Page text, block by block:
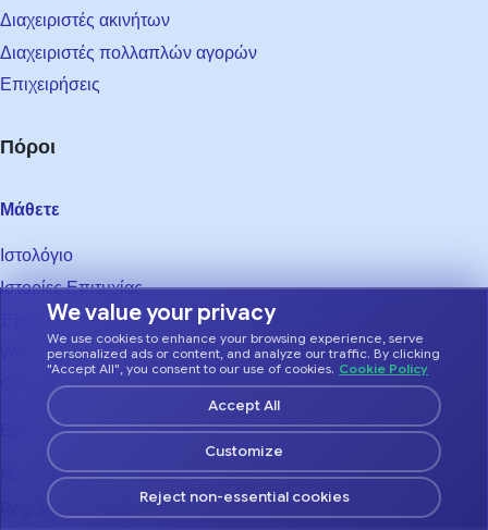
We value your privacy
We use cookies to enhance your browsing experience, serve
personalized ads or content, and analyze our traffic. By clicking
"Accept All", you consent to our use of cookies. Cookie Policy
Customize
Reject non-essential cookies
Accept All
Διαχειριστές ακινήτων
Διαχειριστές πολλαπλών αγορών
Επιχειρήσεις
Πόροι
Μάθετε
Ιστολόγιο
Ιστορίες Επιτυχίας
Έρευνα & Αναφορές
Webinars
Glossary
Εργαλεία
Hosting Climate Index
Regulations Map